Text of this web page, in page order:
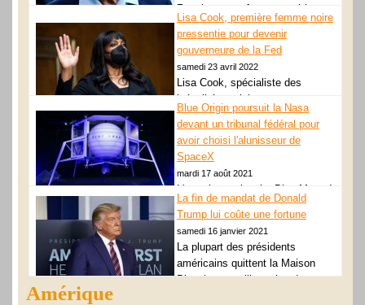
Russie a peut-être marqué le
début d'une "troisième guerre
mondiale" et le président russe Vladimir Poutine doit...
GN_lirelasuite
Lisa Cook, première femme noire
pressentie pour devenir
gouverneure de la Fed
samedi 23 avril 2022
Lisa Cook, spécialiste des
inégalités raciales, est
la première femme noire en route
pour devenir gouverneure de la Fed, la banque centrale des...
GN_lirelasuite
Blue Origin poursuit la Nasa
devant un tribunal fédéral pour
avoir choisi l'alunisseur de
SpaceX
mardi 17 août 2021
L'atterrisseur lunaire Blue Moon à
Washington, le 9 mai 2019 SAUL
LOEB AFP/Archives Blue Origin n'en démord pas: après des
mois de protestation... GN_lirelasuite
La fin de mandat de Donald
Trump lui coûte une fortune
samedi 16 janvier 2021
La plupart des présidents
américains quittent la Maison
Blanche avec l’intention de se
Amérique